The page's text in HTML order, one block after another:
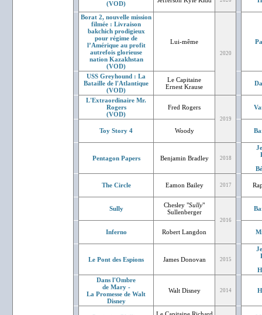
(VOD)
Borat 2, nouvelle mission
filmée : Livraison
bakchich prodigieux
pour régime de
l’Amérique au profit
autrefois glorieuse
nation Kazakhstan
(VOD)
Lui-même
2020
USS Greyhound : La
Bataille de l'Atlantique
(VOD)
Le Capitaine
Ernest Krause
L'Extraordinaire Mr.
Rogers
(VOD)
Fred Rogers
2019
Toy Story 4 Woody
Pentagon Papers Benjamin Bradley 2018
The Circle Eamon Bailey 2017
Sully Chesley "Sully"
Sullenberger
2016
Inferno Robert Langdon
Le Pont des Espions James Donovan 2015
Dans l'Ombre
de Mary -
La Promesse de Walt
Disney
Walt Disney 2014